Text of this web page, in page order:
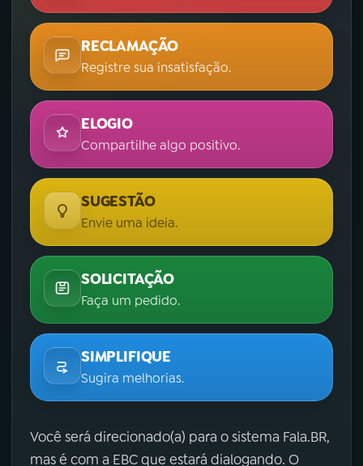
RECLAMAÇÃO
Registre sua insatisfação.
ELOGIO
Compartilhe algo positivo.
SUGESTÃO
Envie uma ideia.
SOLICITAÇÃO
Faça um pedido.
SIMPLIFIQUE
Sugira melhorias.
Você será direcionado(a) para o sistema Fala.BR,
mas é com a EBC que estará dialogando. O